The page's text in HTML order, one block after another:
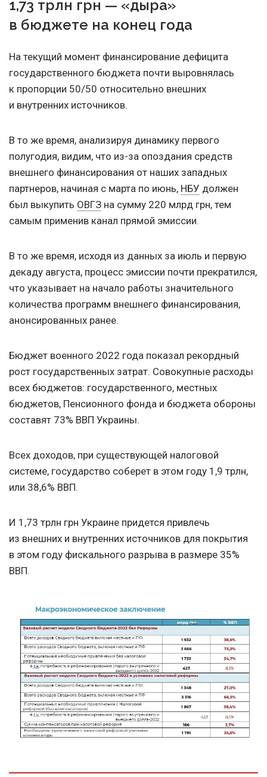
1,73 трлн грн — «дыра»
в бюджете на конец года
На текущий момент финансирование дефицита
государственного бюджета почти выровнялась
к пропорции 50/50 относительно внешних
и внутренних источников.
В то же время, анализируя динамику первого
полугодия, видим, что из-за опоздания средств
внешнего финансирования от наших западных
партнеров, начиная с марта по июнь, НБУ должен
был выкупить ОВГЗ на сумму 220 млрд грн, тем
самым применив канал прямой эмиссии.
В то же время, исходя из данных за июль и первую
декаду августа, процесс эмиссии почти прекратился,
что указывает на начало работы значительного
количества программ внешнего финансирования,
анонсированных ранее.
Бюджет военного 2022 года показал рекордный
рост государственных затрат. Совокупные расходы
всех бюджетов: государственного, местных
бюджетов, Пенсионного фонда и бюджета обороны
составят 73% ВВП Украины.
Всех доходов, при существующей налоговой
системе, государство соберет в этом году 1,9 трлн,
или 38,6% ВВП.
И 1,73 трлн грн Украине придется привлечь
из внешних и внутренних источников для покрытия
в этом году фискального разрыва в размере 35%
ВВП.